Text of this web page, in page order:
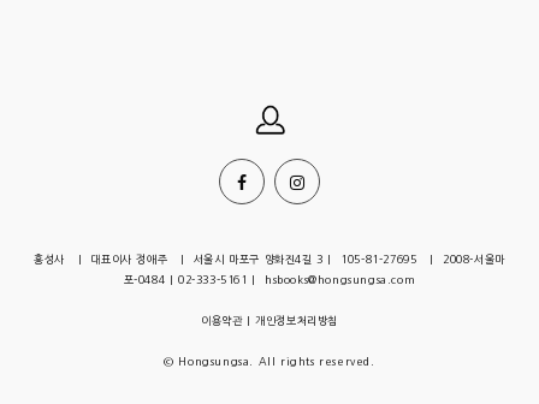
홍성사 | 대표이사 정애주 | 서울시 마포구 양화진4길 3 | 105-81-27695 | 2008-서울마
포-0484 | 02-333-5161 | hsbooks@hongsungsa.com
이용약관| 개인정보처리방침
© Hongsungsa. All rights reserved.